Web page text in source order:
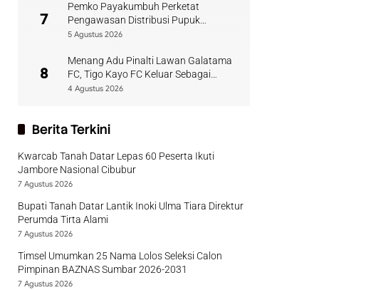
7
Pemko Payakumbuh Perketat
Pengawasan Distribusi Pupuk
Bersubsidi bagi Petani Lokal
5 Agustus 2026
8
Menang Adu Pinalti Lawan Galatama
FC, Tigo Kayo FC Keluar Sebagai
Juara Piala Walikota Payakumbuh
4 Agustus 2026
Berita Terkini
Kwarcab Tanah Datar Lepas 60 Peserta Ikuti
Jambore Nasional Cibubur
7 Agustus 2026
Bupati Tanah Datar Lantik Inoki Ulma Tiara Direktur
Perumda Tirta Alami
7 Agustus 2026
Timsel Umumkan 25 Nama Lolos Seleksi Calon
Pimpinan BAZNAS Sumbar 2026-2031
7 Agustus 2026